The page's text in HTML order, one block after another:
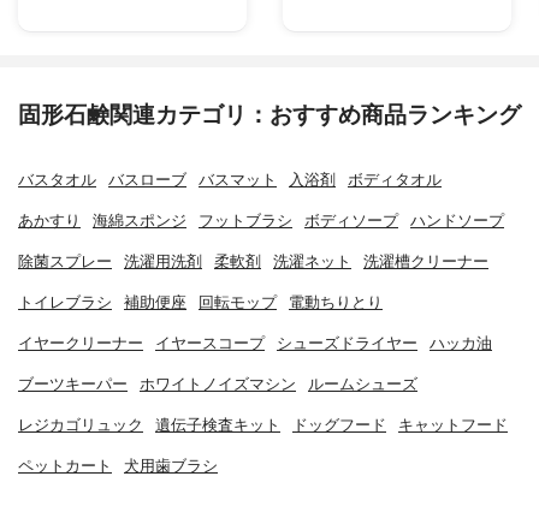
固形石鹸関連カテゴリ：おすすめ商品ランキング
バスタオル バスローブ バスマット 入浴剤 ボディタオル
あかすり 海綿スポンジ フットブラシ ボディソープ ハンドソープ
除菌スプレー 洗濯用洗剤 柔軟剤 洗濯ネット 洗濯槽クリーナー
トイレブラシ 補助便座 回転モップ 電動ちりとり
イヤークリーナー イヤースコープ シューズドライヤー ハッカ油
ブーツキーパー ホワイトノイズマシン ルームシューズ
レジカゴリュック 遺伝子検査キット ドッグフード キャットフード
ペットカート 犬用歯ブラシ